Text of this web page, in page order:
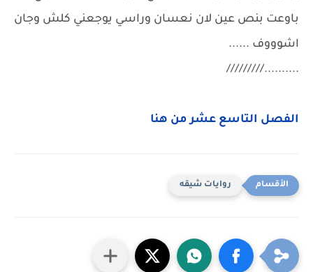
باوعت بنص عين لان نعسان وراسي يوجعني كلش وجان
اشوووف ......
........../////////
الفصل التاسع عشر من هنا
روايات شيقه